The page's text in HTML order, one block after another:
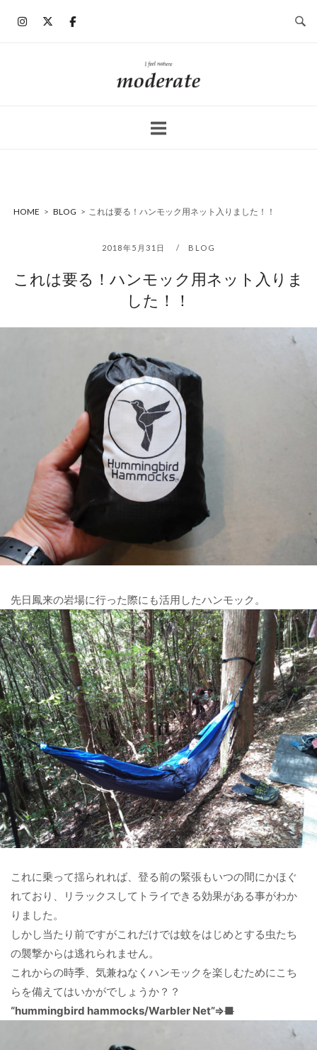
ホ
ー
HOME > BLOG > これは要る！ハンモック用ネット入りました！！
2018年5月31日 BLOG
これは要る！ハンモック用ネット入りま
した！！
先日鳳来の岩場に行った際にも活用したハンモック。
これに乗って揺られれば、登る前の緊張もいつの間にかほぐ
れており、リラックスしてトライできる効果がある事がわか
りました。
しかし当たり前ですがこれだけでは蚊をはじめとする虫たち
の襲撃からは逃れられません。
これからの時季、気兼ねなくハンモックを楽しむためにこち
らを備えてはいかがでしょうか？？
“hummingbird hammocks/Warbler Net”⇒■